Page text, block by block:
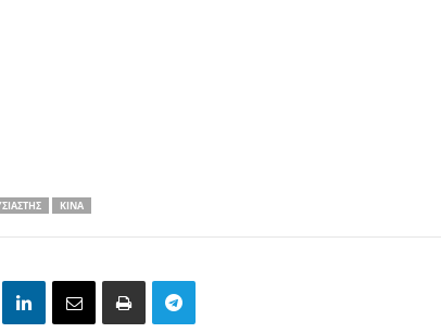
ΚΊΝΑ